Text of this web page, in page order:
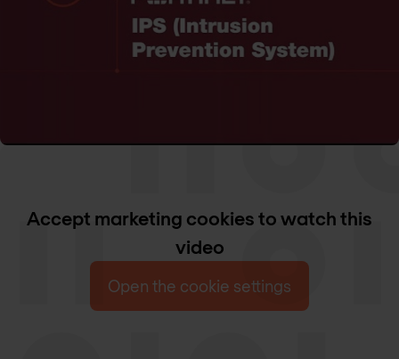
Accept marketing cookies to watch this
video
Open the cookie settings